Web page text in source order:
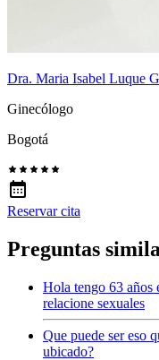
Dra. Maria Isabel Luque
Ginecólogo
Bogotá
Reservar cita
Preguntas
Hola tengo 63 años
relacione sexuales
Que puede ser eso
ubicado?